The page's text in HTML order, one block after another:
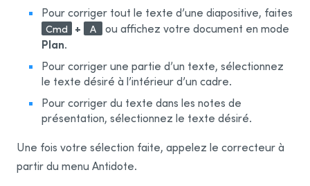
Pages
Keynote
Notes
Aide-mémoire
Messages
Microsoft
Pour corriger tout le texte d’une diapositive, faites
Cmd + A
ou affichez votre document en mode
Plan.
Pour corriger une partie d’un texte, sélectionnez
le texte désiré à l’intérieur d’un cadre.
Pour corriger du texte dans les notes de
présentation, sélectionnez le texte désiré.
Une fois votre sélection faite, appelez le correcteur à
partir du menu Antidote.